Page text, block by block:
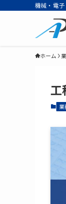
機械・電
ホーム
工
業